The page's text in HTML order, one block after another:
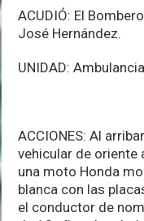
ACUDIÓ: El
José Hernández.
UNIDAD:
ACCIONES: Al
vehicular de oriente
una moto Honda
blanca con las
el conductor de